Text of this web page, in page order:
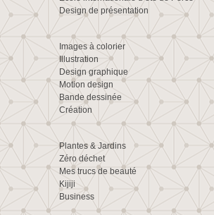
Design de présentation
Images à colorier
Illustration
Design graphique
Motion design
Bande dessinée
Création
Plantes & Jardins
Zéro déchet
Mes trucs de beauté
Kijiji
Business